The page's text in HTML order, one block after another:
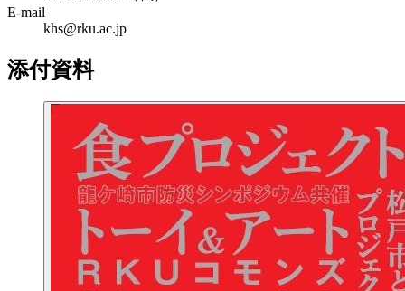
E-mail
khs@rku.ac.jp
添付資料